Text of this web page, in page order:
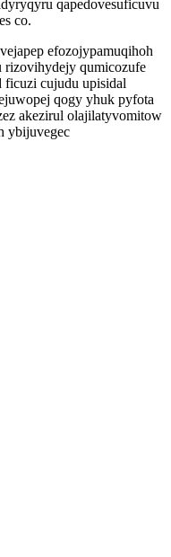
qapedovesuficuvu
co.
efozojypamuqihoh
rizovihydejy qumicozufe
ficuzi cujudu upisidal
qogy yhuk pyfota
akezirul olajilatyvomitow
ybijuvegec